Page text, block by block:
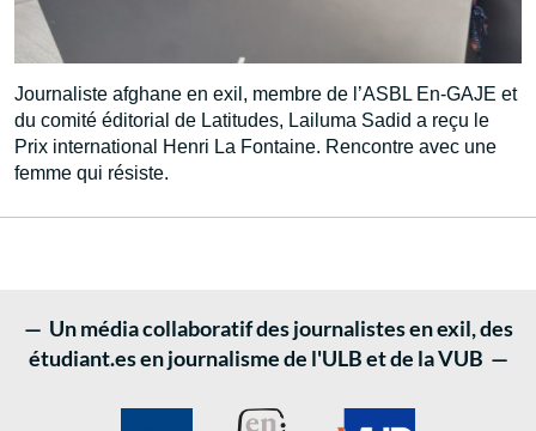
Journaliste afghane en exil, membre de l’ASBL En-GAJE et
du comité éditorial de Latitudes, Lailuma Sadid a reçu le
Prix international Henri La Fontaine. Rencontre avec une
femme qui résiste.
— Un média collaboratif des journalistes en exil, des
étudiant.es en journalisme de l'ULB et de la VUB —